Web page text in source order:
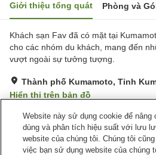
Giới thiệu tổng quát Phòng và
Khách sạn Fav đã có mặt tại
cho các nhóm du khách, mang đến
vượt ngoài sự tưởng tượng.
Thành phố Kumamoto, Tỉnh
Hiển thị trên bản đồ
Tuyệt vời Đánh giá:194lượt
Tiện nghi chỗ nghỉ
Website này sử dụng cookie để nâng
dùng và phân tích hiệu suất với lưu
website của chúng tôi. Chúng tôi
việc bạn sử dụng website của chúng